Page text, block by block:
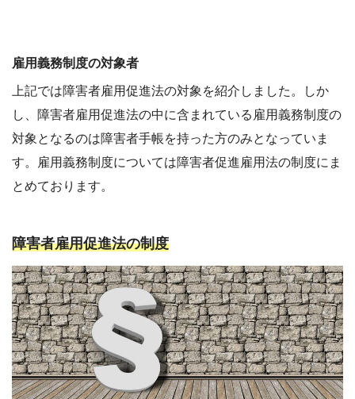
雇用義務制度の対象者
上記では障害者雇用促進法の対象を紹介しました。しか
し、障害者雇用促進法の中に含まれている雇用義務制度の
対象となるのは障害者手帳を持った方のみとなっていま
す。雇用義務制度については障害者促進雇用法の制度にま
とめております。
障害者雇用促進法の制度